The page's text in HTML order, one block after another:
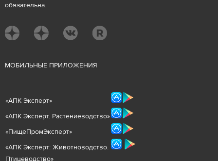
обязательна.
МОБИЛЬНЫЕ ПРИЛОЖЕНИЯ
«АПК Эксперт»
«АПК Эксперт. Растениеводство»
«ПищеПромЭксперт»
«АПК Эксперт: Животноводство.
Птицеводство»